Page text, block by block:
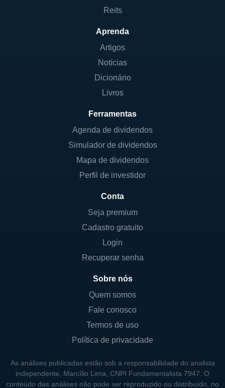
Reits
Aprenda
Artigos
Notícias
Dicionário
Livros
Ferramentas
Agenda de dividendos
Simulador de dividendos
Mapa de dividendos
Perfil de investidor
Conta
Seja premium
Cadastro gratuito
Login
Recuperar senha
Sobre nós
Quem somos
Fale conosco
Termos de uso
Política de privacidade
As análises publicadas estão sob a responsabilidade do analista
independente, Marcílio Lima, CNPI Fundamentalista 7947. O
conteúdo das análises não pode ser reproduzido ou distribuído, no